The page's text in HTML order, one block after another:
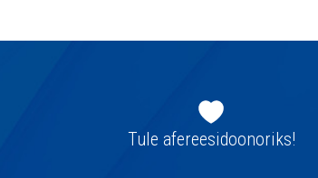
navigatsioonTule afereesidoonoriks!